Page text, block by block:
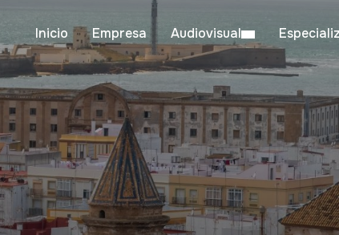
Inicio Empresa Audiovisual